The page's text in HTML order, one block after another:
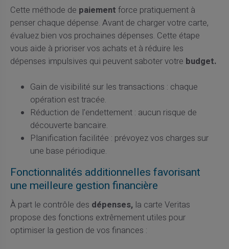
Cette méthode de paiement force pratiquement à
penser chaque dépense. Avant de charger votre carte,
évaluez bien vos prochaines dépenses. Cette étape
vous aide à prioriser vos achats et à réduire les
dépenses impulsives qui peuvent saboter votre budget.
Gain de visibilité sur les transactions : chaque
opération est tracée.
Réduction de l'endettement : aucun risque de
découverte bancaire.
Planification facilitée : prévoyez vos charges sur
une base périodique.
Fonctionnalités additionnelles favorisant
une meilleure gestion financière
À part le contrôle des dépenses,la carte Veritas
propose des fonctions extrêmement utiles pour
optimiser la gestion de vos finances :